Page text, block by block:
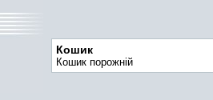
Кошик
Кошик порожній